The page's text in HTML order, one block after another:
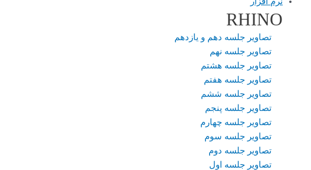
RHINO
تصاویر جلسه دهم و یازدهم
تصاویر جلسه نهم
تصاویر جلسه هشتم
تصاویر جلسه هفتم
تصاویر جلسه ششم
تصاویر جلسه پنجم
تصاویر جلسه چهارم
تصاویر جلسه سوم
تصاویر جلسه دوم
تصاویر جلسه اول